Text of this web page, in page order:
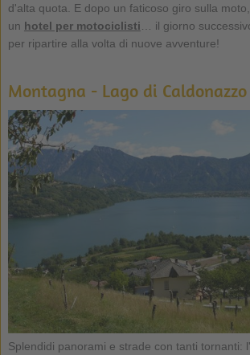
d'alta quota. E dopo un faticoso giro sulla moto,
un hotel per motociclisti … il giorno
per ripartire alla volta di nuove avventure!
Montagna - Lago di Caldonazzo
Splendidi panorami e strade con tanti tornanti: